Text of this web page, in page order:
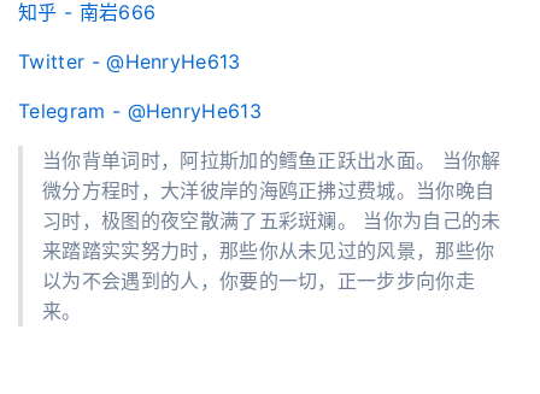
知乎 - 南岩666
Twitter -@HenryHe613
Telegram - @HenryHe613
当你背单词时，阿拉斯加的鳕鱼正跃出水面。 当你解
微分方程时，大洋彼岸的海鸥正拂过费城。当你晚自
习时，极图的夜空散满了五彩斑斓。 当你为自己的未
来踏踏实实努力时，那些你从未见过的风景，那些你
以为不会遇到的人，你要的一切，正一步步向你走
来。